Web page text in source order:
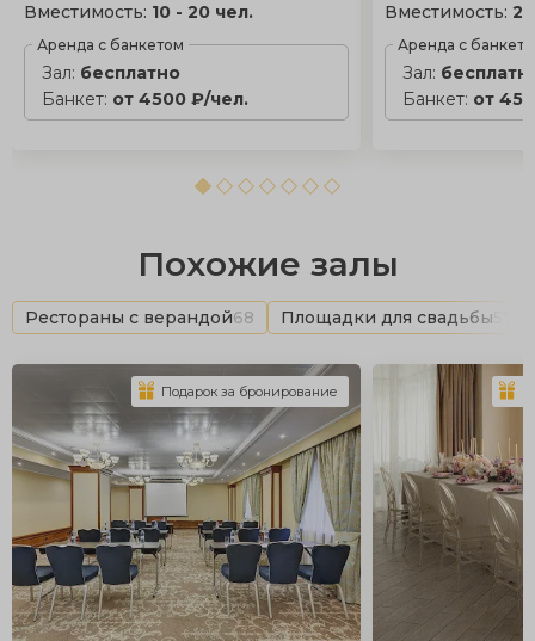
Вместимость: 10 - 20 чел.
Аренда с банкетом
Зал: бесплатно
Банкет: от 4500 ₽/чел.
Вместимость:
Аренда с
Зал:
Банкет: от
Похожие залы
Рестораны с верандой68 Площадки для свадьбы
Подарок за бронирование